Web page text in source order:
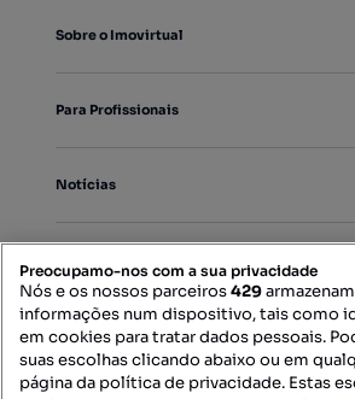
Sobre o Imovirtual
Para Profissionais
Notícias
Mapa do Site
Preocupamo-nos com a sua privacidade
Nós e os nossos parceiros429
informações num dispositivo, tais como
em cookies para tratar dados pessoais.
suas escolhas clicando abaixo ou em
página da política de privacidade. Estas